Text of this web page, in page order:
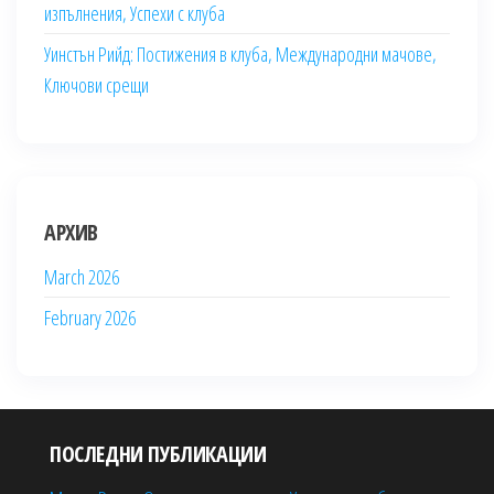
изпълнения, Успехи с клуба
Уинстън Рийд: Постижения в клуба, Международни мачове,
Ключови срещи
АРХИВ
March 2026
February 2026
ПОСЛЕДНИ ПУБЛИКАЦИИ